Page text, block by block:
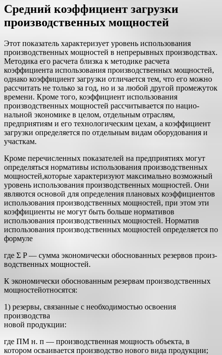
Средний коэффициент загрузки
производственных мощностей
Этот показатель характеризует уровень использования
производ­ственных мощностей в непрерывных производствах.
Методика его расчета близка к методике расчета
коэффициента использования производственных мощностей,
однако коэффициент загрузки отли­чается тем, что его можно
рассчитать не только за год, но и за лю­бой другой промежуток
времени. Кроме того, коэффициент исполь­зования
производственных мощностей рассчитывается по нацио­
нальной экономике в целом, отдельным отраслям,
предприятиям и его технологическим цехам, а коэффициент
загрузки определяется по отдельным видам оборудования и
участкам.
Кроме перечисленных показателей на предприятиях могут
опре­деляться нормативы использования производственных
мощностей,которые характеризуют максимально возможный
уровень использова­ния производственных мощностей. Они
являются основой для опре­деления плановых коэффициентов
использования производственных мощностей, при этом эти
коэффициенты не могут быть больше нормативов
использования производственных мощностей. Норматив
использования производственных мощностей определяется по
формуле
где Σ P — сумма экономически обоснованных резервов произ­
водственных мощностей.
К экономически обоснованным резервам производственных
мощно­стейотносятся:
1) резервы, связанные с необходимостью освоения
производства
новой продукции:
где ПМ н. п — производственная мощность объекта, в
котором осваивается производство нового вида продукции;